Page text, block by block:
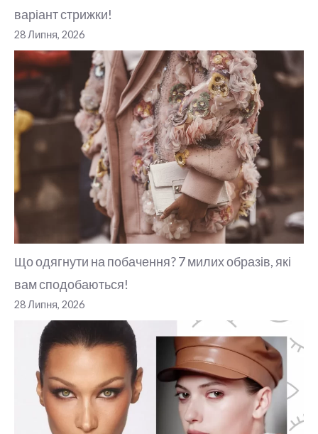
варіант стрижки!
28 Липня, 2026
Що одягнути на побачення? 7 милих образів, які
вам сподобаються!
28 Липня, 2026